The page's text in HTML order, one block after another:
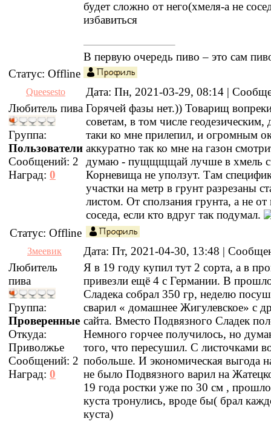
будет сложно от него(хмеля-а не
избавиться
В первую очередь пиво – это сам
Статус: Offline
Queesesto
Дата: Пн, 2021-03-29, 08:14 |
Любитель пива
Группа:
Пользователи
Сообщений: 2
Наград: 0
Горячей фазы нет.)) Товарищ
советам, в том числе
таки ко мне прилепил, и огромным
аккуратно так ко мне на газон
думаю - пущщщщай лучше в хмель
Корневища не уползут. Там
участки на метр в грунт разрезаны
листом. От сползания грунта, а не от
соседа, если кто вдруг так подумал.
Статус: Offline
Змеевик
Дата: Пт, 2021-04-30, 13:48 |
Любитель
пива
Группа:
Проверенные
Откуда:
Приволжье
Сообщений: 2
Наград: 0
Я в 19 году купил тут 2 сорта, а в
привезли ещё 4 с Германии. В
Сладека собрал 350 гр, неделю
сварил « домашнее Жигулевское» с
сайта. Вместо Подвязного Сладек
Немного горчее получилось, но
того, что пересушил. С листочками
побольше. И экономическая выгода
не было Подвязного варил на
19 года ростки уже по 30 см ,
куста тронулись, вроде бы( брал
куста)